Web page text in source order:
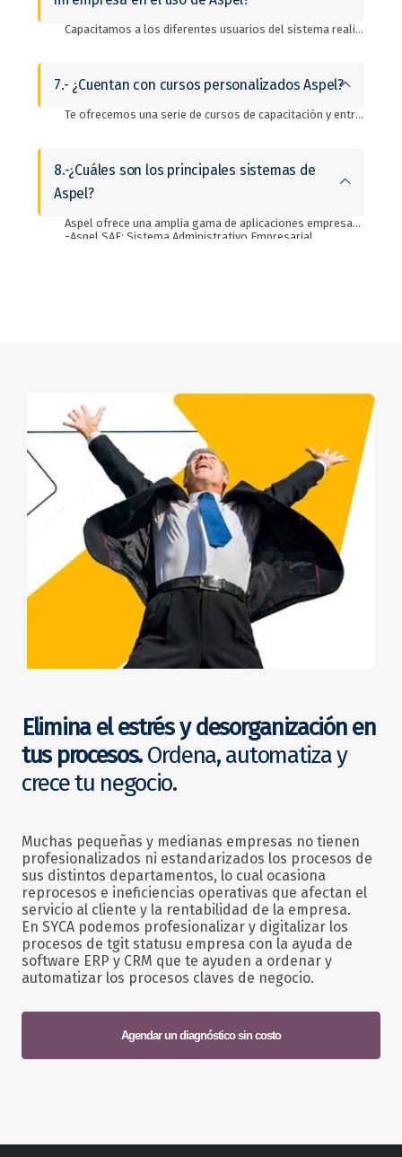
Capacitamos a los diferentes usuarios del sistema realizando ejercicios integrales de cada proceso. Realizamos pruebas integrales de los diferentes procesos invitando a los participantes de cada departamento que interviene en el proceso con el objetivo de simular las operaciones reales de la empresa.
7.- ¿Cuentan con cursos personalizados Aspel?
Te ofrecemos una serie de cursos de capacitación y entrenamiento en línea. Nuestros Consultores expertos te ayudarán a desarrollar tus habilidades sobre las herramientas para que logres aprovechar al máximo tu sistema. ¡Escríbenos para más información!
8.-¿Cuáles son los principales sistemas de
Aspel?
Aspel ofrece una amplia gama de aplicaciones empresariales que abarcan diversas áreas funcionales. Algunas de las principales aplicaciones de Aspel incluyen:
-Aspel SAE: Sistema Administrativo Empresarial.
Elimina el estrés y desorganización en
tus procesos.Ordena, automatiza y
crece tu negocio.
Muchas pequeñas y medianas empresas no tienen
profesionalizados ni estandarizados los procesos de
sus distintos departamentos, lo cual ocasiona
reprocesos e ineficiencias operativas que afectan el
servicio al cliente y la rentabilidad de la empresa.
En SYCA podemos profesionalizar y digitalizar los
procesos de tgit statusu empresa con la ayuda de
software ERP y CRM que te ayuden a ordenar y
automatizar los procesos claves de negocio.
Agendar un diagnóstico sin costo